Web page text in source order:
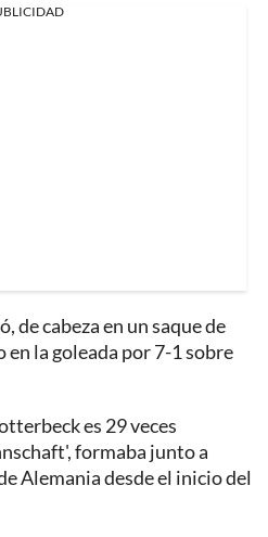
de cabeza en un saque de
la goleada por 7-1 sobre
es 29 veces
formaba junto a
Alemania desde el inicio del